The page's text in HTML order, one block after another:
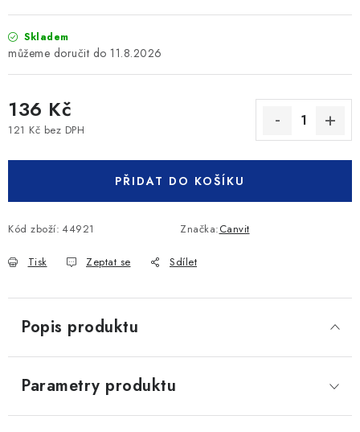
Skladem
11.8.2026
136 Kč
121 Kč bez DPH
PŘIDAT DO KOŠÍKU
Kód zboží: 44921 Značka:Canvit
Tisk Zeptat se Sdílet
Popis produktu
Parametry produktu